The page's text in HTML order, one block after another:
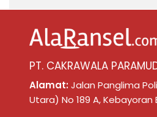
PT. CAKRAWALA
Alamat: Jalan Panglima
Utara) No 189 A,